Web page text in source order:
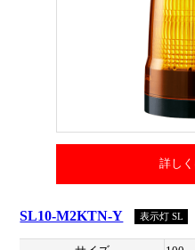
詳し
SL10-M2KTN-Y 表示灯 SL